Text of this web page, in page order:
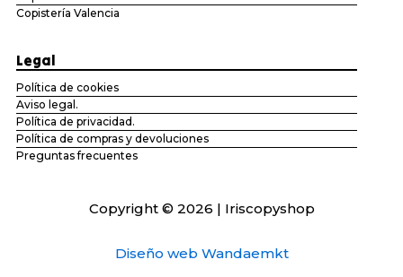
Copistería Valencia
Legal
Política de cookies
Aviso legal.
Política de privacidad.
Política de compras y devoluciones
Preguntas frecuentes
Copyright © 2026 | Iriscopyshop
Diseño web Wandaemkt